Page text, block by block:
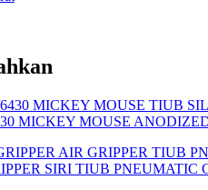
MICKEY MOUSE
SIRI TIUB PNEUMATIC